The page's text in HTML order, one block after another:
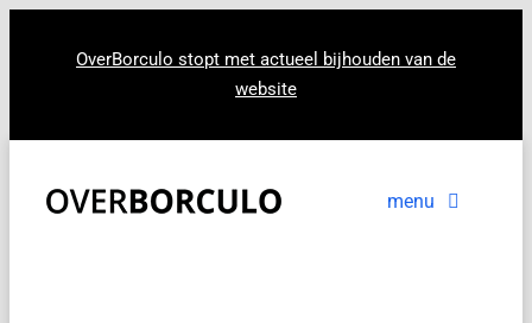
OverBorculo stopt met actueel bijhouden van de
website
menu